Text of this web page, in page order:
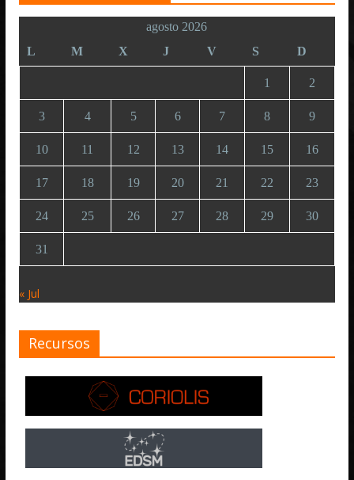
agosto 2026
L
M X J V S D
1 2
3 4 5 6 7 8 9
10 11 12 13 14 15 16
17 18 19 20 21 22 23
24 25 26 27 28 29 30
31
« Jul
Recursos